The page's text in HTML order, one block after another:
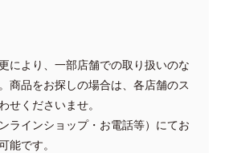
により、一部店舗での取り扱いのな
商品をお探しの場合は、各店舗のス
せくださいませ。
ラインショップ・お電話等）にてお
能です。